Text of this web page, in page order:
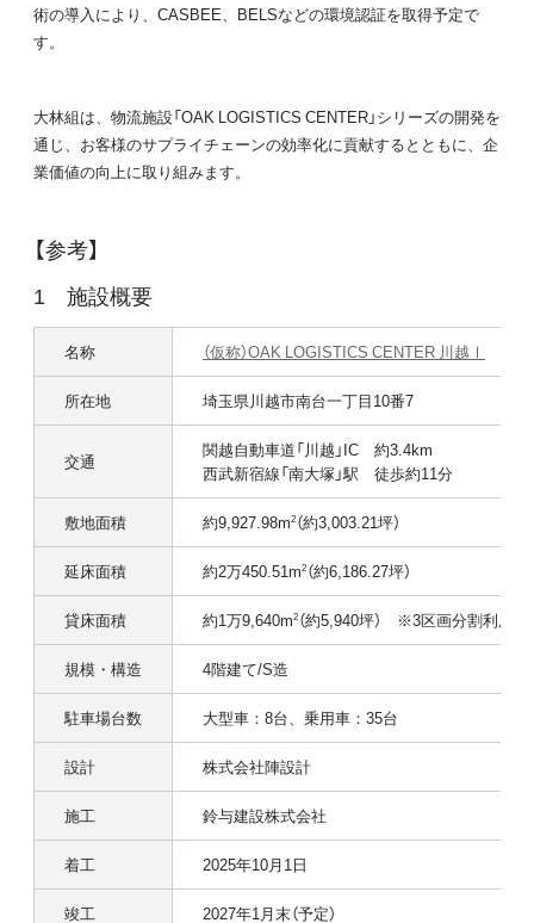
術の導入により、CASBEE、BELSなどの環境認証を取得予定で
す。
大林組は、物流施設「OAK LOGISTICS CENTER」シリーズの開発を
通じ、お客様のサプライチェーンの効率化に貢献するとともに、企
業価値の向上に取り組みます。
【参考】
施設概要
名称 （仮称）OAK LOGISTICS CENTER 川越Ⅰ
所在地 埼玉県川越市南台一丁目10番7
交通
関越自動車道「川越」IC 約3.4km
西武新宿線「南大塚」駅 徒歩約11分
敷地面積 約9,927.98m2（約3,003.21坪）
延床面積 約2万450.51m2（約6,186.27坪）
貸床面積 約1万9,640m2（約5,940坪） ※3区画分割利用の
規模・構造 4階建て/S造
駐車場台数 大型車：8台、乗用車：35台
設計 株式会社陣設計
施工 鈴与建設株式会社
着工 2025年10月1日
竣工 2027年1月末（予定）